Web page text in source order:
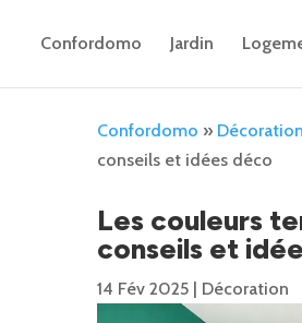
Confordomo Jardin
Confordomo » Décoration
conseils et idées déco
Les couleurs
conseils et
14 Fév 2025 Décoration